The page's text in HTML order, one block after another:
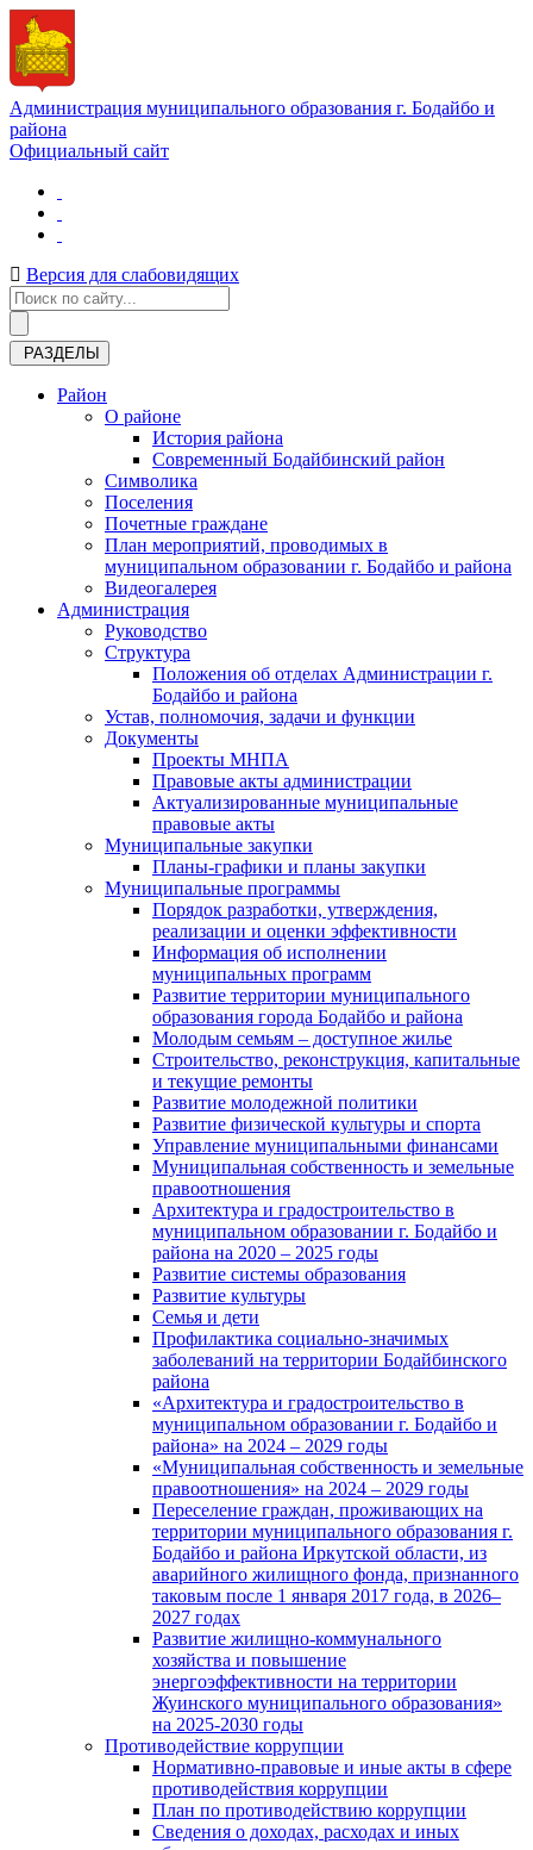
Администрация муниципального образования г. Бодайбо и
района
Официальный сайт
Версия для слабовидящих
РАЗДЕЛЫ
Район
О районе
История района
Современный Бодайбинский район
Символика
Поселения
Почетные граждане
План мероприятий, проводимых в
муниципальном образовании г. Бодайбо и района
Видеогалерея
Администрация
Руководство
Структура
Положения об отделах Администрации г.
Бодайбо и района
Устав, полномочия, задачи и функции
Документы
Проекты МНПА
Правовые акты администрации
Актуализированные муниципальные
правовые акты
Муниципальные закупки
Планы-графики и планы закупки
Муниципальные программы
Порядок разработки, утверждения,
реализации и оценки эффективности
Информация об исполнении
муниципальных программ
Развитие территории муниципального
образования города Бодайбо и района
Молодым семьям – доступное жилье
Строительство, реконструкция, капитальные
и текущие ремонты
Развитие молодежной политики
Развитие физической культуры и спорта
Управление муниципальными финансами
Муниципальная собственность и земельные
правоотношения
Архитектура и градостроительство в
муниципальном образовании г. Бодайбо и
района на 2020 – 2025 годы
Развитие системы образования
Развитие культуры
Семья и дети
Профилактика социально-значимых
заболеваний на территории Бодайбинского
района
«Архитектура и градостроительство в
муниципальном образовании г. Бодайбо и
района» на 2024 – 2029 годы
«Муниципальная собственность и земельные
правоотношения» на 2024 – 2029 годы
Переселение граждан, проживающих на
территории муниципального образования г.
Бодайбо и района Иркутской области, из
аварийного жилищного фонда, признанного
таковым после 1 января 2017 года, в 2026–
2027 годах
Развитие жилищно-коммунального
хозяйства и повышение
энергоэффективности на территории
Жуинского муниципального образования»
на 2025-2030 годы
Противодействие коррупции
Нормативно-правовые и иные акты в сфере
противодействия коррупции
План по противодействию коррупции
Сведения о доходах, расходах и иных